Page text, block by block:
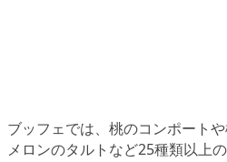
ブッフェでは、桃のコンポート
メロンのタルトなど25種類以上